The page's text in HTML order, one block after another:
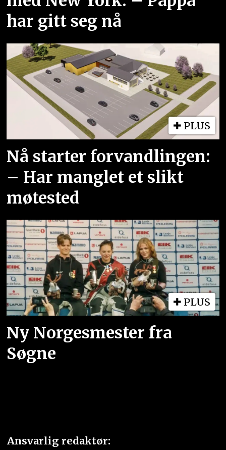
har gitt seg nå
PLUS
Nå starter forvandlingen:
– Har manglet et slikt
møtested
PLUS
Ny Norgesmester fra
Søgne
Ansvarlig redaktør: